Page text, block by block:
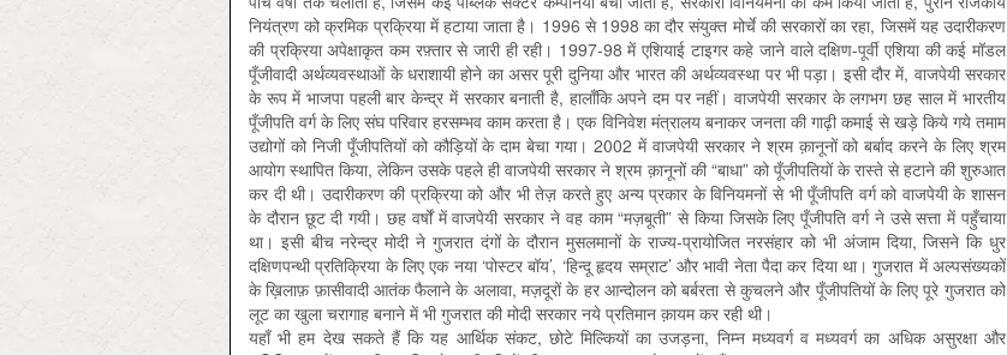
नियंत्रण को क्रमिक प्रक्रिया में हटाया जाता है। 1996 से 1998 का दौर संयुक्त मोर्चे की सरकारों का रहा, जिसमें यह उदारीकरण
की प्रक्रिया अपेक्षाकृत कम रफ़्तार से जारी ही रही। 1997-98 में एशियाई टाइगर कहे जाने वाले दक्षिण-पूर्वी एशिया की कई मॉडल
पूँजीवादी अर्थव्यवस्थाओं के धराशायी होने का असर पूरी दुनिया और भारत की अर्थव्यवस्था पर भी पड़ा। इसी दौर में, वाजपेयी सरकार
के रूप में भाजपा पहली बार केन्द्र में सरकार बनाती है, हालाँकि अपने दम पर नहीं। वाजपेयी सरकार के लगभग छह साल में भारतीय
पूँजीपति वर्ग के लिए संघ परिवार हरसम्भव काम करता है। एक विनिवेश मंत्रालय बनाकर जनता की गाढ़ी कमाई से खड़े किये गये तमाम
उद्योगों को निजी पूँजीपतियों को कौड़ियों के दाम बेचा गया। 2002 में वाजपेयी सरकार ने श्रम क़ानूनों को बर्बाद करने के लिए श्रम
आयोग स्थापित किया, लेकिन उसके पहले ही वाजपेयी सरकार ने श्रम क़ानूनों की “बाधा” को पूँजीपतियों के रास्ते से हटाने की शुरुआत
कर दी थी। उदारीकरण की प्रक्रिया को और भी तेज़ करते हुए अन्य प्रकार के विनियमनों से भी पूँजीपति वर्ग को वाजपेयी के शासन
के दौरान छूट दी गयी। छह वर्षों में वाजपेयी सरकार ने वह काम “मज़बूती” से किया जिसके लिए पूँजीपति वर्ग ने उसे सत्ता में पहुँचाया
था। इसी बीच नरेन्द्र मोदी ने गुजरात दंगों के दौरान मुसलमानों के राज्य-प्रायोजित नरसंहार को भी अंजाम दिया, जिसने कि धुर
दक्षिणपन्थी प्रतिक्रिया के लिए एक नया ‘पोस्टर बॉय’, ‘हिन्दू हृदय सम्राट’ और भावी नेता पैदा कर दिया था। गुजरात में अल्पसंख्यकों
के ख़िलाफ़ फ़ासीवादी आतंक फैलाने के अलावा, मज़दूरों के हर आन्दोलन को बर्बरता से कुचलने और पूँजीपतियों के लिए पूरे गुजरात को
लूट का खुला चरागाह बनाने में भी गुजरात की मोदी सरकार नये प्रतिमान क़ायम कर रही थी।
यहाँ भी हम देख सकते हैं कि यह आर्थिक संकट, छोटे मिल्कियों का उजड़ना, निम्न मध्यवर्ग व मध्यवर्ग का अधिक असुरक्षा और